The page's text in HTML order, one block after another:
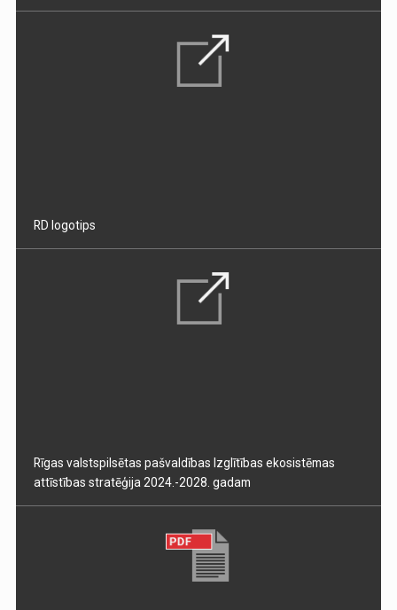
RD logotips
Rīgas valstspilsētas pašvaldības Izglītības ekosistēmas
attīstības stratēģija 2024.-2028. gadam